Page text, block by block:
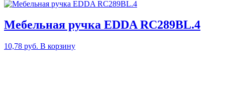
Мебельная ручка EDDA RC289BL.4
10,78 руб. В корзину